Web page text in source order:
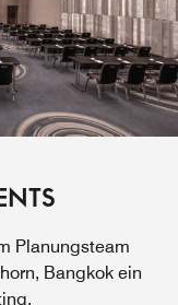
Planungsteam
Bangkok ein